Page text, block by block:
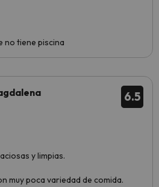
no tiene piscina
6.5
y limpias.
muy poca variedad de comida.